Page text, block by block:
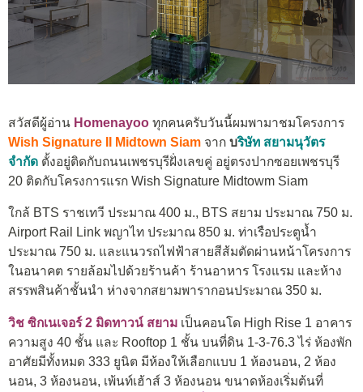
สวัสดีผู้อ่าน Homenayoo ทุกคนครับวันนี้ผมพามาชมโครงการ
Wish Signature II Midtown Siam จาก บริษัท สยามนุวัตร
จำกัด ตั้งอยู่ติดกับถนนเพชรบุรีฝั่งเลขคู่ อยู่ตรงปากซอยเพชรบุรี
20 ติดกับโครงการแรก Wish Signature Midtowm Siam
ใกล้ BTS ราชเทวี ประมาณ 400 ม., BTS สยาม ประมาณ 750 ม.
Airport Rail Link พญาไท ประมาณ 850 ม. ท่าเรือประตูน้ำ
ประมาณ 750 ม. และแนวรถไฟฟ้าสายสีส้มตัดผ่านหน้าโครงการ
ในอนาคต รายล้อมไปด้วยร้านค้า ร้านอาหาร โรงแรม และห้าง
สรรพสินค้าชั้นนำ ห่างจากสยามพารากอนประมาณ 350 ม.
วิช ซิกเนเจอร์ 2 มิดทาวน์ สยาม เป็นคอนโด High Rise 1 อาคาร
ความสูง 40 ชั้น และ Rooftop 1 ชั้น บนที่ดิน 1-3-76.3 ไร่ ห้องพัก
อาศัยมีทั้งหมด 333 ยูนิต มีห้องให้เลือกแบบ 1 ห้องนอน, 2 ห้อง
นอน, 3 ห้องนอน, เพ้นท์เฮ้าส์ 3 ห้องนอน ขนาดห้องเริ่มต้นที่